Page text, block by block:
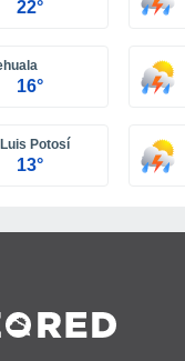
22°
16°
Potosí
13°